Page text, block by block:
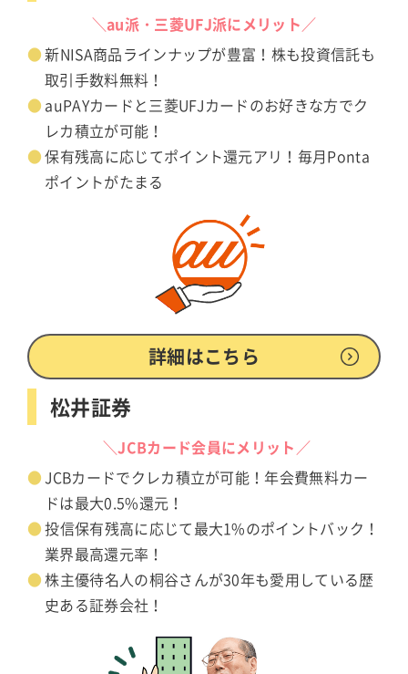
＼au派・三菱UFJ派にメリット／
新NISA商品ラインナップが豊富！株も投資信託も
取引手数料無料！
auPAYカードと三菱UFJカードのお好きな方でク
レカ積立が可能！
保有残高に応じてポイント還元アリ！毎月Ponta
ポイントがたまる
詳細はこちら
松井証券
＼JCBカード会員にメリット／
JCBカードでクレカ積立が可能！年会費無料カー
ドは最大0.5%還元！
投信保有残高に応じて最大1%のポイントバック！
業界最高還元率！
株主優待名人の桐谷さんが30年も愛用している歴
史ある証券会社！